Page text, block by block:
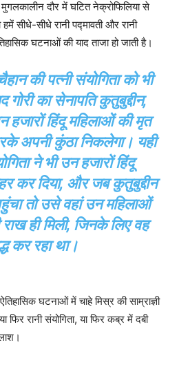
दौर में घटित नेक्रोफिलिया से
सीधे-सीधे रानी पद्मावती और रानी
घटनाओं की याद ताजा हो जाती है।
की पत्नी संयोगिता को भी
गोरी का सेनापति कुतुबुद्दीन,
हिंदू महिलाओं की मृत
अपनी कुंठा निकलेगा। यही
ने भी उन हजारों हिंदू
कर दिया, और जब कुतुबुद्दीन
तो उसे वहां उन महिलाओं
ही मिली, जिनके लिए वह
कर रहा था।
घटनाओं में चाहे मिस्र की साम्राज्ञी
फिर रानी संयोगिता, या फिर कब्र में दबी